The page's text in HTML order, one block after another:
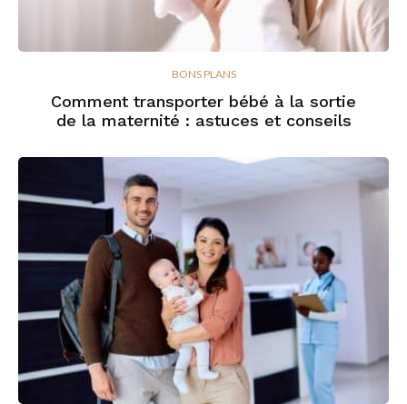
BONS PLANS
Comment transporter bébé à la sortie
de la maternité : astuces et conseils